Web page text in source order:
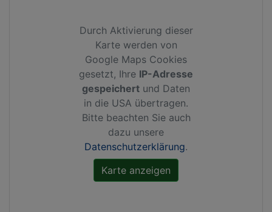
Durch Aktivierung dieser
Karte werden von
Google Maps Cookies
gesetzt, Ihre IP-Adresse
gespeichert und Daten
in die USA übertragen.
Bitte beachten Sie auch
dazu unsere
Datenschutzerklärung.